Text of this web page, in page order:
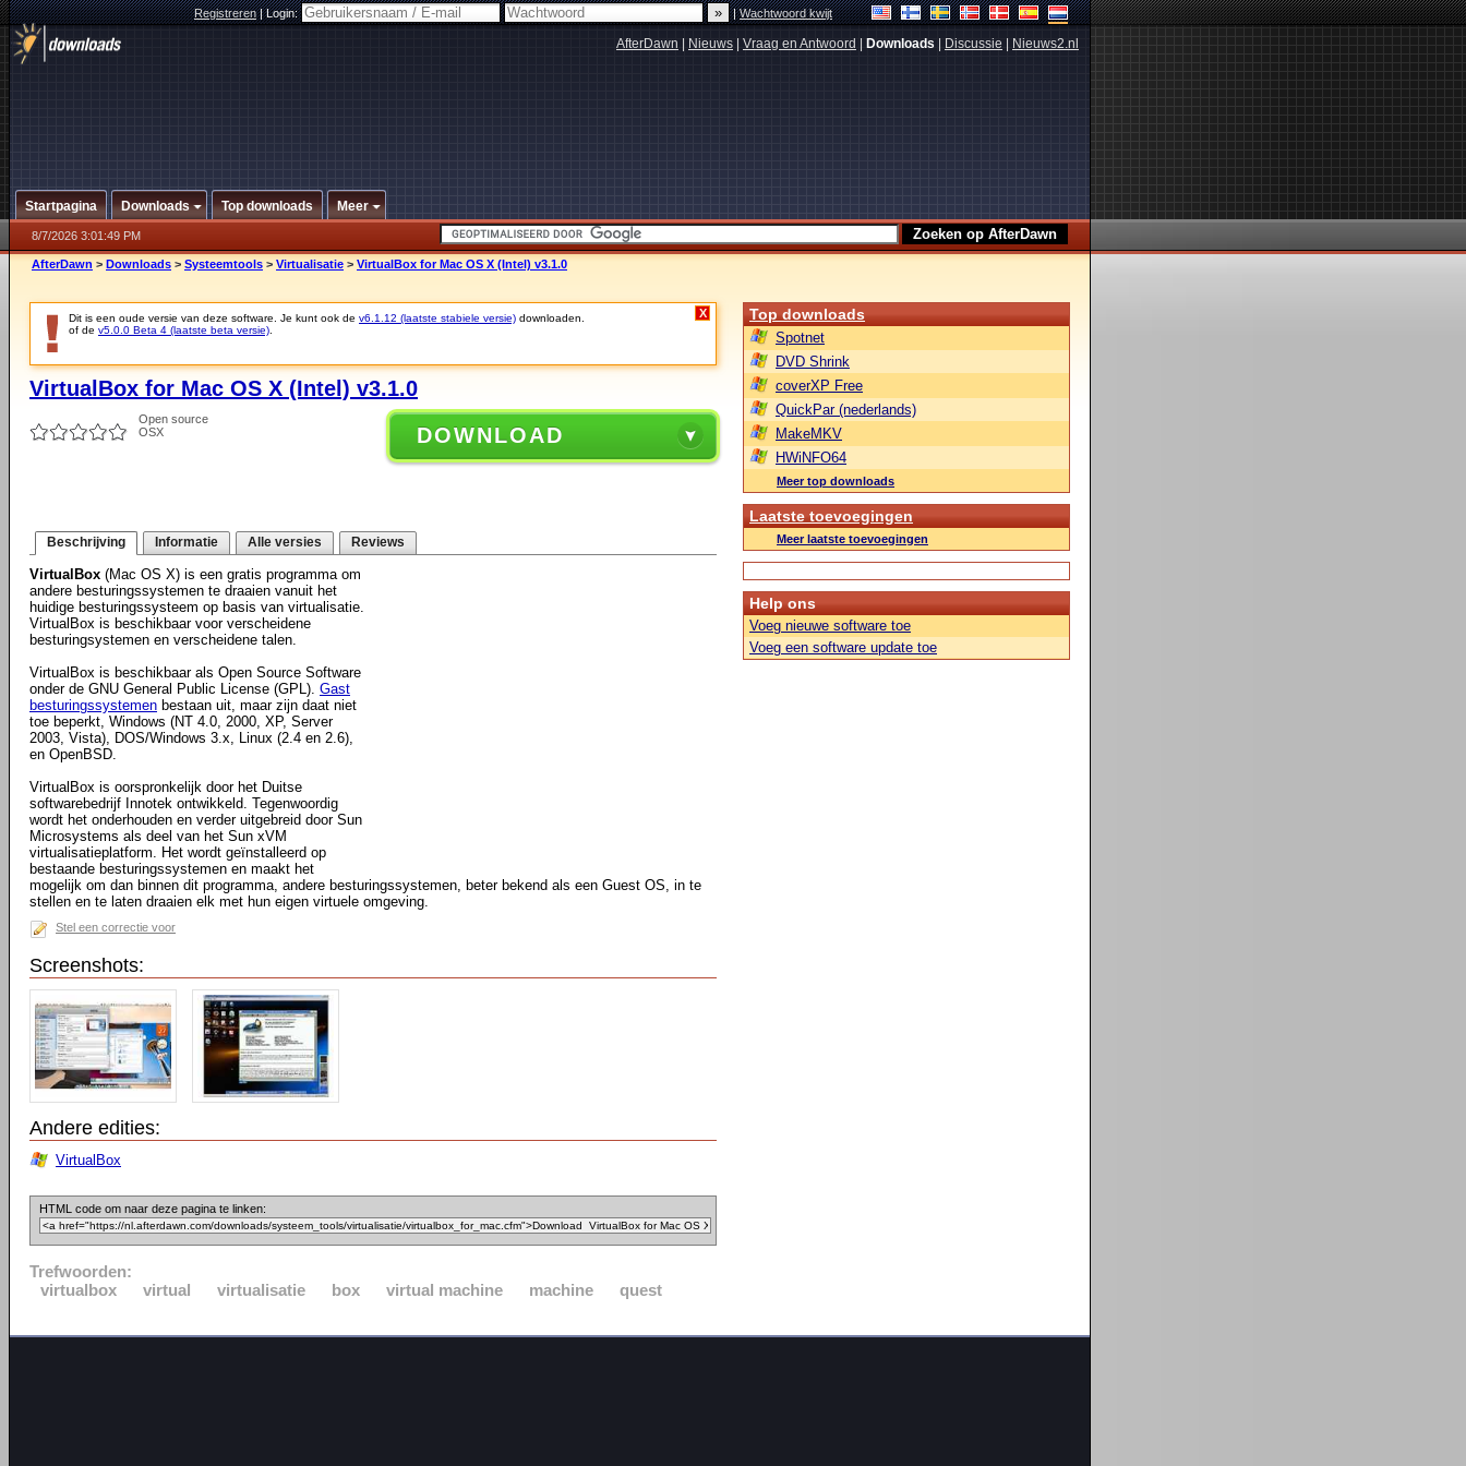
Registreren|Login: |Wachtwoord kwijt
AfterDawn Nieuws Vraag en Antwoord Downloads Discussie Nieuws2.nl
Startpagina Downloads Top downloads Meer
8/7/2026 3:01:49 PM
AfterDawn > Downloads > Systeemtools > Virtualisatie > VirtualBox for Mac OS X (Intel) v3.1.0
Dit is een oude versie van deze software. Je kunt ook de v6.1.12 (laatste stabiele versie) downloaden.
of de v5.0.0 Beta 4 (laatste beta versie)
X
VirtualBox for Mac OS X (Intel) v3.1.0
Open source
OSX
DOWNLOAD
Beschrijving Informatie Alle versies Reviews
VirtualBox (Mac OS X) is een gratis programma om
andere besturingssystemen te draaien vanuit het
huidige besturingssysteem op basis van virtualisatie.
VirtualBox is beschikbaar voor verscheidene
besturingsystemen en verscheidene talen.
VirtualBox is beschikbaar als Open Source Software
onder de GNU General Public License (GPL). Gast
besturingssystemen bestaan uit, maar zijn daat niet
toe beperkt, Windows (NT 4.0, 2000, XP, Server
2003, Vista), DOS/Windows 3.x, Linux (2.4 en 2.6),
en OpenBSD.
VirtualBox is oorspronkelijk door het Duitse
softwarebedrijf Innotek ontwikkeld. Tegenwoordig
wordt het onderhouden en verder uitgebreid door Sun
Microsystems als deel van het Sun xVM
virtualisatieplatform. Het wordt geïnstalleerd op
bestaande besturingssystemen en maakt het
mogelijk om dan binnen dit programma, andere besturingssystemen, beter bekend als een Guest OS, in te
stellen en te laten draaien elk met hun eigen virtuele omgeving.
Stel een correctie voor
Screenshots:
Andere edities:
VirtualBox
HTML code om naar deze pagina te linken:
Trefwoorden:
virtualbox
virtual virtualisatie box virtual machine machine quest
Top downloads
Spotnet
DVD Shrink
coverXP Free
QuickPar (nederlands)
MakeMKV
HWiNFO64
Meer top downloads
Laatste toevoegingen
Meer laatste toevoegingen
Help ons
Voeg nieuwe software toe
Voeg een software update toe